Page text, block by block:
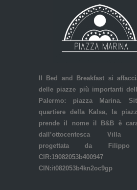
Il Bed and Breakfast si
delle piazze più importanti
Palermo: piazza Marina.
quartiere della Kalsa, la
prende il nome il B&B è
dall’ottocentesca Villa
progettata da Filippo
CIR:19082053b400947
CIN:it082053b4kn2oc9gp